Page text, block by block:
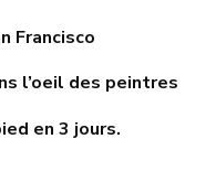
Francisco
l’oeil des peintres
en 3 jours.